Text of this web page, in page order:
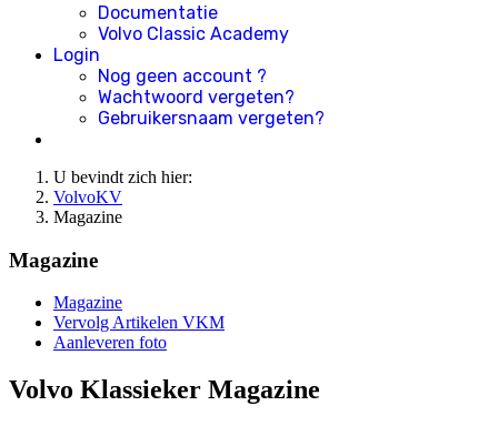
Documentatie
Volvo Classic Academy
Login
Nog geen account ?
Wachtwoord vergeten?
Gebruikersnaam vergeten?
U bevindt zich hier:
VolvoKV
Magazine
Magazine
Magazine
Vervolg Artikelen VKM
Aanleveren foto
Volvo Klassieker Magazine